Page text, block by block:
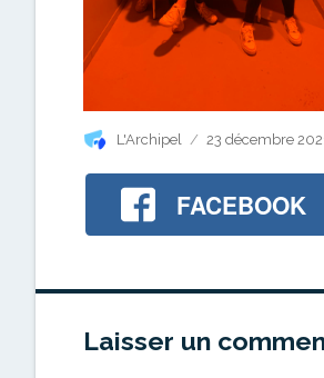
Auteur
L'Archipel
Publié
23 décembre
FACEBOOK
Laisser un